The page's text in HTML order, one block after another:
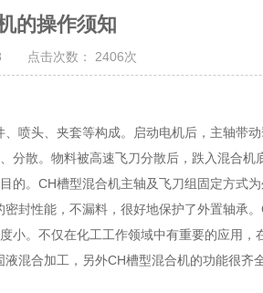
的操作须知
点击次数： 2406次
喷头、夹套等构成。启动电机后，主轴带
分散。物料被高速飞刀分散后，跌入混合机
的。CH槽型混合机主轴及飞刀组固定方式
封性能，不漏料，很好地保护了外置轴承
。不仅在化工工作领域中有重要的应用，
混合加工，另外CH槽型混合机的功能很齐